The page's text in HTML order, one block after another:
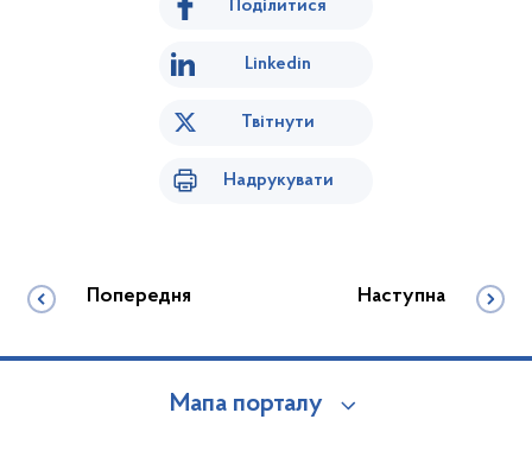
Поділитися
Linkedin
Твітнути
Надрукувати
Попередня Наступна
Мапа порталу